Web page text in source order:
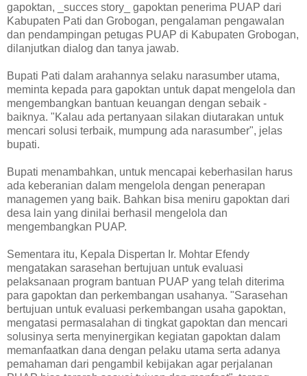
gapoktan, _succes story_ gapoktan penerima PUAP dari
Kabupaten Pati dan Grobogan, pengalaman pengawalan
dan pendampingan petugas PUAP di Kabupaten Grobogan,
dilanjutkan dialog dan tanya jawab.
Bupati Pati dalam arahannya selaku narasumber utama,
meminta kepada para gapoktan untuk dapat mengelola dan
mengembangkan bantuan keuangan dengan sebaik -
baiknya. "Kalau ada pertanyaan silakan diutarakan untuk
mencari solusi terbaik, mumpung ada narasumber", jelas
bupati.
Bupati menambahkan, untuk mencapai keberhasilan harus
ada keberanian dalam mengelola dengan penerapan
managemen yang baik. Bahkan bisa meniru gapoktan dari
desa lain yang dinilai berhasil mengelola dan
mengembangkan PUAP.
Sementara itu, Kepala Dispertan Ir. Mohtar Efendy
mengatakan sarasehan bertujuan untuk evaluasi
pelaksanaan program bantuan PUAP yang telah diterima
para gapoktan dan perkembangan usahanya. "Sarasehan
bertujuan untuk evaluasi perkembangan usaha gapoktan,
mengatasi permasalahan di tingkat gapoktan dan mencari
solusinya serta menyinergikan kegiatan gapoktan dalam
memanfaatkan dana dengan pelaku utama serta adanya
pemahaman dari pengambil kebijakan agar perjalanan